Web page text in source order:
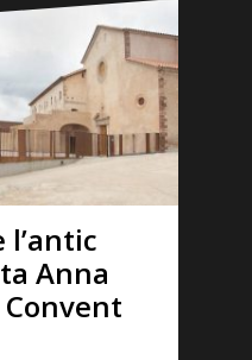
l’antic
Anna
Convent